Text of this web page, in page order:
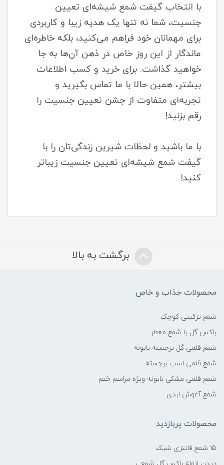
با انتخاب گیفت شمع شیشه‌ای تعیین
جنسیت، شما نه تنها یک هدیه زیبا و کاربردی
برای مهمانان خود فراهم می‌کنید، بلکه خاطره‌ای
ماندگار از این روز خاص در ذهن آن‌ها به جا
خواهید گذاشت. برای خرید و کسب اطلاعات
بیشتر، همین حالا با ما تماس بگیرید و
تجربه‌ای متفاوت از جشن تعیین جنسیت را
رقم بزنید!
با ما باشید و لحظات شیرین زندگی‌تان را با
گیفت شمع شیشه‌ای تعیین جنسیت زیباتر
کنید!
برگشت به بالا
محصولات جذاب و خاص
شمع تزئینی کوچک
باکس گل با شمع معطر
شمع قلمی گل برجسته بابونه
شمع قلمی اسب برجسته
شمع قلمی مشکی بابونه ویژه مراسم ختم
شمع آغوش ابدی
محصولات پربازدید
15 شمع فانتزی شیک